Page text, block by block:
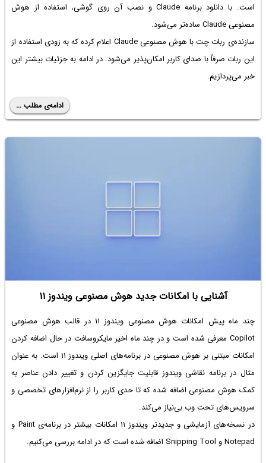
است. با دانلود برنامه Claude
و نصب آن روی گوشی، استفاده از هوش
مصنوعی Claude ساده‌تر می‌شود.
سازنده‌ی ربات چت با هوش مصنوعی Claude اعلام کرده که به زودی استفاده از
این ربات صرفاً‌ با صدای کاربر امکان‌پذیر می‌شود. در ادامه به جزئیات بیشتر این
خبر می‌پردازیم.
ادامه‌ی مطلب ...
آشنایی با امکانات جدید هوش مصنوعی ویندوز ۱۱
چند ماه پیش امکانات هوش مصنوعی ویندوز ۱۱ در قالب هوش مصنوعی
Copilot معرفی شده است و در چند ماه اخیر مایکروسافت در حال اضافه کردن
امکانات مبتنی بر هوش مصنوعی در برنامه‌های اصلی ویندوز ۱۱ است. به عنوان
مثال در برنامه نقاشی ویندوز قابلیت جایگزین کردن و تغییر دادن عناصر به
کمک هوش مصنوعی اضافه شده که تا حدی کاربر را از نرم‌افزارهای تخصصی و
سرویس‌های تحت وب بی‌نیاز می‌کند.
در نسخه‌های آزمایشی و جدیدتر ویندوز ۱۱ امکانات بیشتر در برنامه‌ی Paint و
Notepad و Snipping Tool اضافه شده است که در ادامه بررسی می‌کنیم.